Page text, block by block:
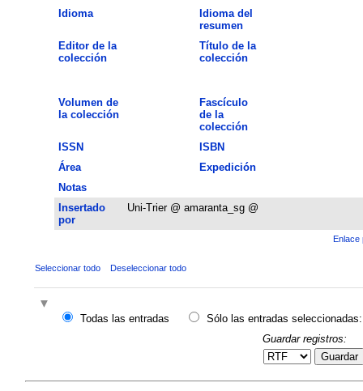
Idioma
Idioma del
resumen
Editor de la
colección
Título de la
colección
Volumen de
la colección
Fascículo
de la
colección
ISSN
ISBN
Área
Expedición
Notas
Insertado
por
Uni-Trier @ amaranta_sg @
Enlace
Seleccionar todo Deseleccionar todo
Todas las entradas
Sólo las entradas seleccionadas:
Guardar registros:
Guardar